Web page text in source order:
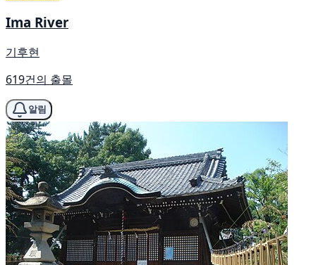
Ima River
기후현
619건의 출몰
알림